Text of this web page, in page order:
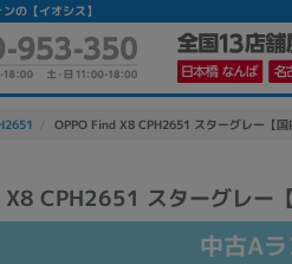
の【イオシス】
OPPO Find X8 CPH2651 スターグレー【
CPH2651 スターグレー
中古Aラ
かんたんパソコン検索に切り替え